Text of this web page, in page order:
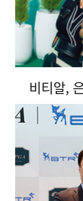
비티알,